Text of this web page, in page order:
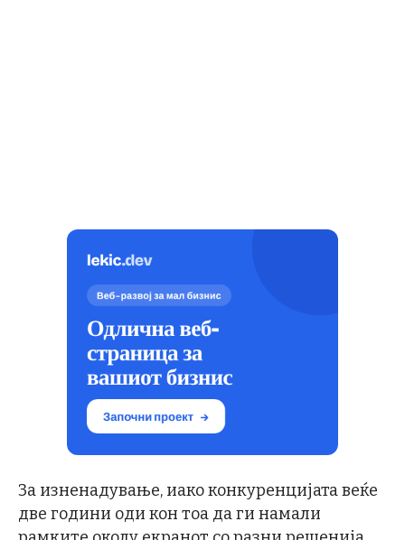
За изненадување, иако конкуренцијата веќе
две години оди кон тоа да ги намали